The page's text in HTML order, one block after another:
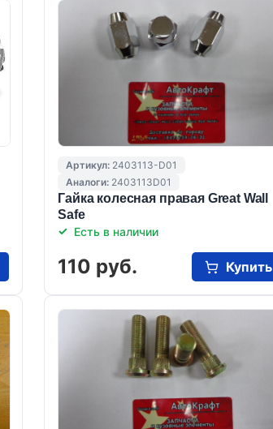
Артикул: 2403113-D01
Аналоги: 2403113D01
Гайка колесная правая Great Wall
Safe
Есть в наличии
110 руб. Купить